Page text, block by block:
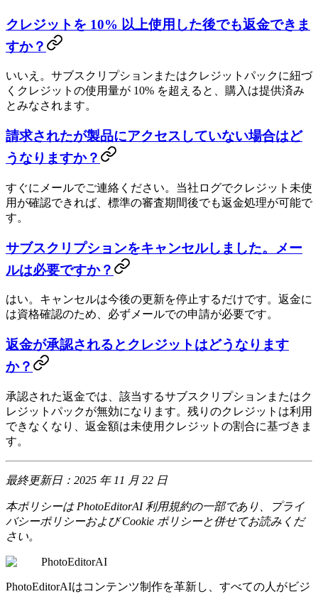
クレジットを 10% 以上使用した後でも返金できま
すか？
いいえ。サブスクリプションまたはクレジットパックに紐づ
くクレジットの使用量が 10% を超えると、購入は提供済み
とみなされます。
請求されたが製品にアクセスしていない場合はど
うなりますか？
すぐにメールでご連絡ください。当社ログでクレジット未使
用が確認できれば、標準の審査期間後でも返金処理が可能で
す。
サブスクリプションをキャンセルしました。メー
ルは必要ですか？
はい。キャンセルは今後の更新を停止するだけです。返金に
は資格確認のため、必ずメールでの申請が必要です。
返金が承認されるとクレジットはどうなります
か？
承認された返金では、該当するサブスクリプションまたはク
レジットパックが無効になります。残りのクレジットは利用
できなくなり、返金額は未使用クレジットの割合に基づきま
す。
最終更新日：2025 年 11 月 22 日
本ポリシーは PhotoEditorAI 利用規約の一部であり、プライ
バシーポリシーおよび Cookie ポリシーと併せてお読みくだ
さい。
PhotoEditorAI
PhotoEditorAIはコンテンツ制作を革新し、すべての人がビジ